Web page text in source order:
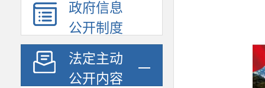
政府信息
公开制度
法定主动
公开内容